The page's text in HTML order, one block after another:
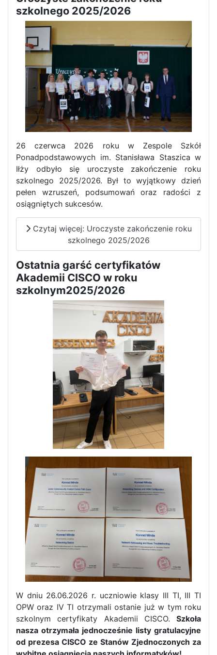
Zawody Sportowo – Obronne
klas OPW
Apel z okazji 235-tej rocznicy
Dni Otwarte w „Staszicu” za
Informatycy zapraszają do
Zakończenie roku maturzystów
Zakończenie praktyk w
Portugalii
Rozpoczęcie kampanii „Gotowi
na kryzys” w ZSP w Iłży
szkolnego 2025/2026
26 czerwca 2026 roku w Zespole Szkół
Ponadpodstawowych im. Stanisława Staszica w
Iłży odbyło się uroczyste zakończenie roku
szkolnego 2025/2026. Był to wyjątkowy dzień
pełen wzruszeń, podsumowań oraz radości z
osiągniętych sukcesów.
Czytaj więcej: Uroczyste zakończenie roku
szkolnego 2025/2026
Ostatnia garść certyfikatów
Akademii CISCO w roku
szkolnym2025/2026
W dniu 26.06.2026 r. uczniowie klasy III TI, III TI
OPW oraz IV TI otrzymali ostanie już w tym roku
szkolnym certyfikaty Akademii CISCO. Szkoła
nasza otrzymała jednocześnie listy gratulacyjne
od prezesa CISCO ze Stanów Zjednoczonych za